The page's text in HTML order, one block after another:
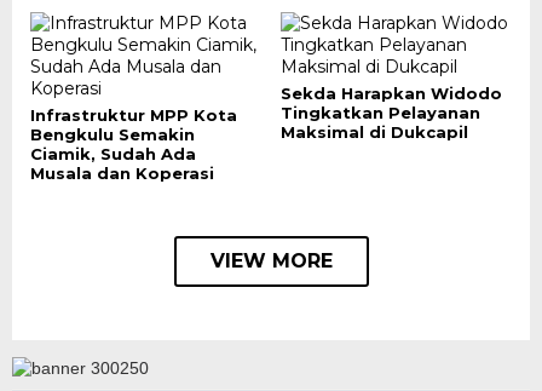
Infrastruktur MPP Kota
Bengkulu Semakin
Ciamik, Sudah Ada
Musala dan Koperasi
Sekda Harapkan Widodo
Tingkatkan Pelayanan
Maksimal di Dukcapil
VIEW MORE